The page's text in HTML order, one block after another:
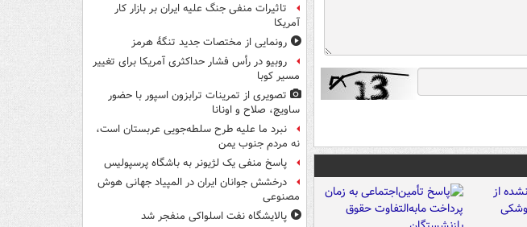
تاثیرات منفی جنگ علیه ایران بر بازار کار
آمریکا
رونمایی از مختصات جدید تنگۀ هرمز
روبیو در رأس فشار حداکثری آمریکا برای تغییر
مسیر کوبا
تصویری از تمرینات ترابزون اسپور با حضور
ساویچ، صلاح و اونانا
نبرد ما علیه طرح سلطه‌جویی عربستان است،
نه مردم جنوب یمن
پاسخ منفی یک لژیونر به باشگاه پرسپولیس
درخشش جوانان ایران در المپیاد جهانی هوش
مصنوعی
پالایشگاه نفت اسلواکی منفجر شد